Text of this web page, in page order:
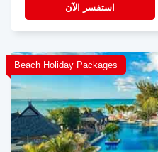
استفسر الآن
Beach Holiday Packages